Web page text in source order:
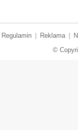
Regulamin Reklama
©